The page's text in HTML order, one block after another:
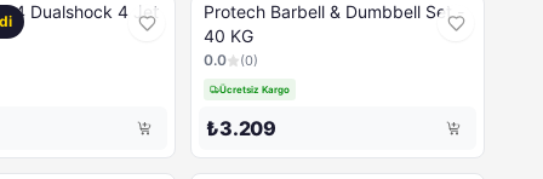
Dualshock 4 Jet
Protech Barbell & Dumbbell Set -
40 KG
0.0 (0)
Ücretsiz Kargo
₺3.209